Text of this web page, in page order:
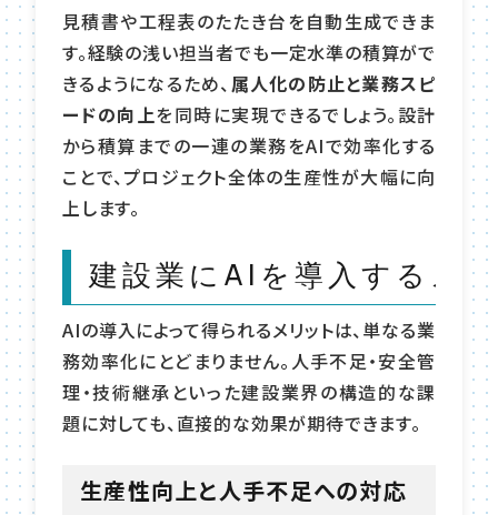
見積書や工程表のたたき台を自動生成できま
す。経験の浅い担当者でも一定水準の積算がで
きるようになるため、属人化の防止と業務スピ
ードの向上を同時に実現できるでしょう。設計
から積算までの一連の業務をAIで効率化する
ことで、プロジェクト全体の生産性が大幅に向
上します。
建設業にAIを導入するメ
AIの導入によって得られるメリットは、単なる業
務効率化にとどまりません。人手不足・安全管
理・技術継承といった建設業界の構造的な課
題に対しても、直接的な効果が期待できます。
生産性向上と人手不足への対応